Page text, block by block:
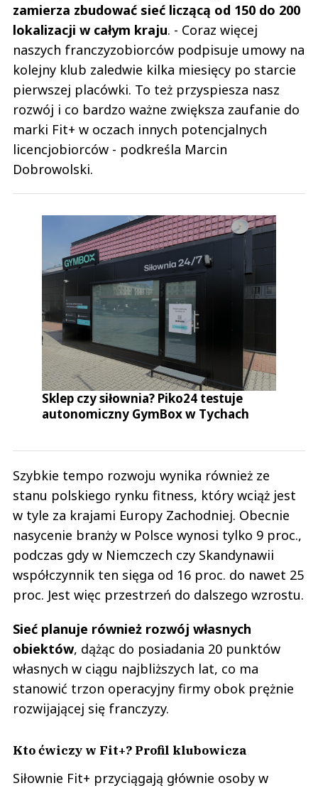
zamierza zbudować sieć liczącą od 150 do 200
lokalizacji w całym kraju. - Coraz więcej
naszych franczyzobiorców podpisuje umowy na
kolejny klub zaledwie kilka miesięcy po starcie
pierwszej placówki. To też przyspiesza nasz
rozwój i co bardzo ważne zwiększa zaufanie do
marki Fit+ w oczach innych potencjalnych
licencjobiorców - podkreśla Marcin
Dobrowolski.
Sklep czy siłownia? Piko24 testuje
autonomiczny GymBox w Tychach
Szybkie tempo rozwoju wynika również ze
stanu polskiego rynku fitness, który wciąż jest
w tyle za krajami Europy Zachodniej. Obecnie
nasycenie branży w Polsce wynosi tylko 9 proc.,
podczas gdy w Niemczech czy Skandynawii
współczynnik ten sięga od 16 proc. do nawet 25
proc. Jest więc przestrzeń do dalszego wzrostu.
Sieć planuje również rozwój własnych
obiektów, dążąc do posiadania 20 punktów
własnych w ciągu najbliższych lat, co ma
stanowić trzon operacyjny firmy obok prężnie
rozwijającej się franczyzy.
Kto ćwiczy w Fit+? Profil klubowicza
Siłownie Fit+ przyciągają głównie osoby w